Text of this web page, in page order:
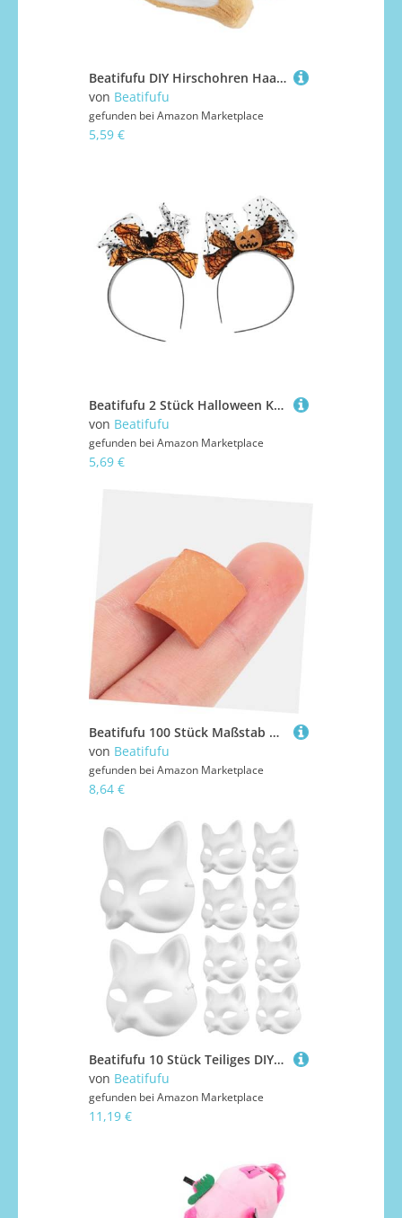
Beatifufu DIY Hirschohren Haarreif Braune Kostüm Party Haar Accessoires Robustes Material für Halloween Weihnachtsfeier Geburtstagsfeier Individuelles Kopfschmuck Basteln
von Beatifufu
gefunden bei Amazon Marketplace
5,59 €
Beatifufu 2 Stück Halloween Kürbis Haarreif Teiliges Bowknot Mesh Stirnband Haarschmuck für Mädchen und Frauen Leichte Mittlere Geeignet für Party Cosplay und Gruselige Kostümaccessoires
von Beatifufu
gefunden bei Amazon Marketplace
5,69 €
Beatifufu 100 Stück Maßstab Realistische Langlebige Modellbausteine für Puppenhaus Garten Diorama Detailgetreue Einfach zu Installierende Mini Dachziegel
von Beatifufu
gefunden bei Amazon Marketplace
8,64 €
Beatifufu 10 Stück Teiliges DIY Tiermasken aus Papier für Erwachsene Unbemalte Katzen und Fuchsmaske zum Bemalen Leichte Sichere Masken für Karneval Halloween und Partyspaß
von Beatifufu
gefunden bei Amazon Marketplace
11,19 €